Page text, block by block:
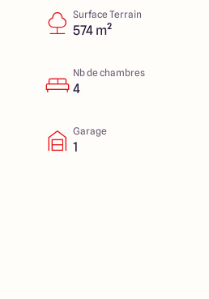
Surface Terrain
574 m²
Nb de chambres
4
Garage
1